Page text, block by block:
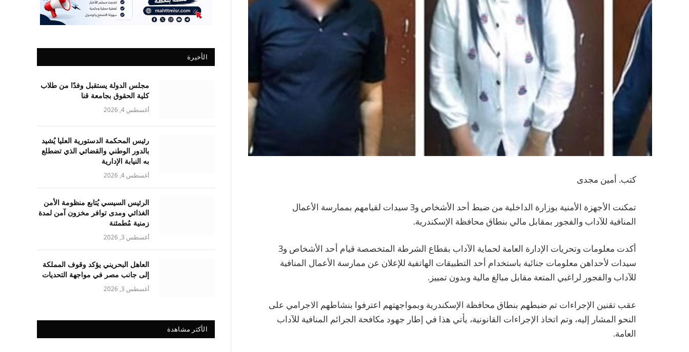
كتب. أمين مجدى
تمكنت الأجهزة الأمنية بوزارة الداخلية من ضبط أحد الأشخاص و3 سيدات لقيامهم بممارسة الأعمال
المنافية للآداب والفجور بمقابل مالي بنطاق محافظة الإسكندرية.
أكدت معلومات وتحريات الإدارة العامة لحماية الآداب بقطاع الشرطة المتخصصة قيام أحد الأشخاص و3
سيدات لأحداهن معلومات جنائية باستخدام أحد التطبيقات الهاتفية للإعلان عن ممارسة الأعمال المنافية
للآداب والفجور لراغبي المتعة مقابل مبالغ مالية وبدون تمييز.
عقب تقنين الإجراءات تم ضبطهم بنطاق محافظة الإسكندرية وبمواجهتهم اعترفوا بنشاطهم الاجرامي على
النحو المشار إليه، وتم اتخاذ الإجراءات القانونية، يأتي هذا في إطار جهود مكافحة الجرائم المنافية للآداب
العامة.
الأخيرة
مجلس الدولة يستقبل وفدًا من طلاب
كلية الحقوق بجامعة قنا
أغسطس 4, 2026
رئيس المحكمة الدستورية العليا يُشيد
بالدور الوطني والقضائي الذي تضطلع
به النيابة الإدارية
أغسطس 4, 2026
الرئيس السيسي يُتابع منظومة الأمن
الغذائي ومدى توافر مخزون آمن لمدة
زمنية مُطمئنة
أغسطس 3, 2026
العاهل البحريني يؤكد وقوف المملكة
إلى جانب مصر في مواجهة التحديات
أغسطس 3, 2026
الأكثر مشاهدة